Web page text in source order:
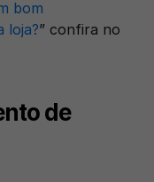
bom
loja?” confira no
de